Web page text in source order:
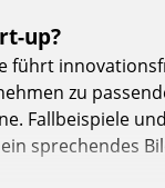
die
damit
up?
führt
zu
Fallbeispiele
sprechendes